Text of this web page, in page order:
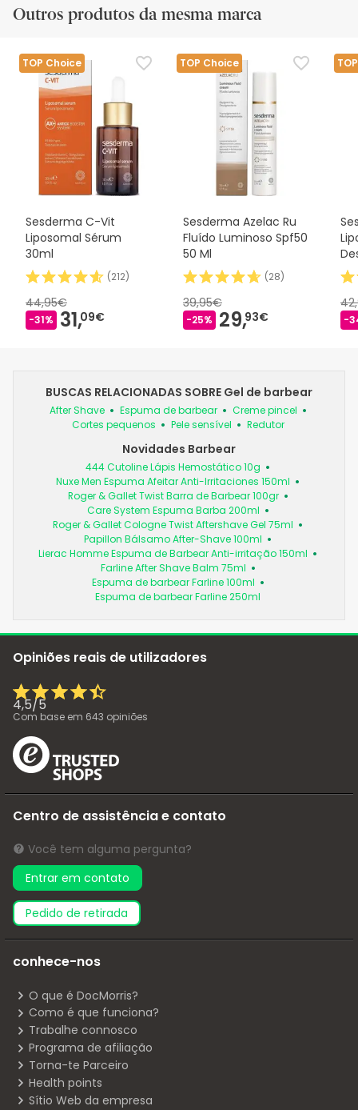
Outros produtos da mesma marca
TOP Choice
Sesderma C-Vit
Liposomal Sérum
30ml
(212)
44,95€
-31% 31,09€
TOP Choice
Sesderma Azelac Ru
Fluído Luminoso Spf50
50 Ml
(28)
39,95€
-25% 29,93€ -
BUSCAS RELACIONADAS SOBRE Gel de barbear
After Shave Espuma de barbear
Creme pincel
Cortes pequenos
Pele sensível Redutor
Novidades Barbear
444 Cutoline Lápis Hemostático 10g
Nuxe Men Espuma Afeitar Anti-Irritaciones 150ml
Roger & Gallet Twist Barra de Barbear 100gr
Care System Espuma Barba 200ml
Roger & Gallet Cologne Twist Aftershave Gel 75ml
Papillon Bálsamo After-Shave 100ml
Lierac Homme Espuma de Barbear Anti-irritação 150ml
Farline After Shave Balm 75ml
Espuma de barbear Farline 100ml
Espuma de barbear Farline 250ml
Opiniões reais de utilizadores
4,5/5
Com base em 643 opiniões
Centro de assistência e contato
Você tem alguma pergunta?
Entrar em contato
pedido de retirada
conhece-nos
O que é DocMorris?
Como é que funciona?
Trabalhe connosco
Programa de afiliação
Torna-te Parceiro
Health points
Sítio Web da empresa